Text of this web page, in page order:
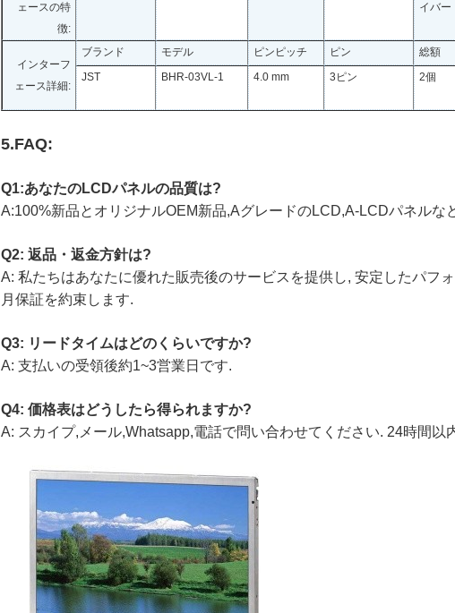
ェースの特
徴:
イバー
インターフ
ェース詳細:
ブランド モデル ピンピッチ ピン 総額
JST
BHR-03VL-1 4.0 mm 3ピン 2個
5.FAQ:
Q1:あなたのLCDパネルの品質は?
A:100%新品とオリジナルOEM新品,AグレードのLCD,A-LCDパネルな
Q2: 返品・返金方針は?
A: 私たちはあなたに優れた販売後のサービスを提供し, 安定したパフ
月保証を約束します.
Q3: リードタイムはどのくらいですか?
A: 支払いの受領後約1~3営業日です.
Q4: 価格表はどうしたら得られますか?
A: スカイプ,メール,Whatsapp,電話で問い合わせてください. 24時間以